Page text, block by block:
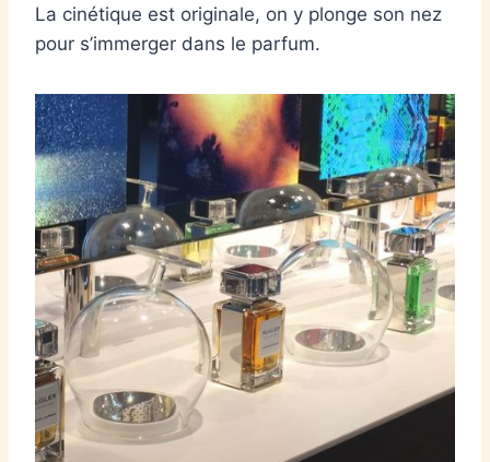
La cinétique est originale, on y plonge son nez
pour s’immerger dans le parfum.